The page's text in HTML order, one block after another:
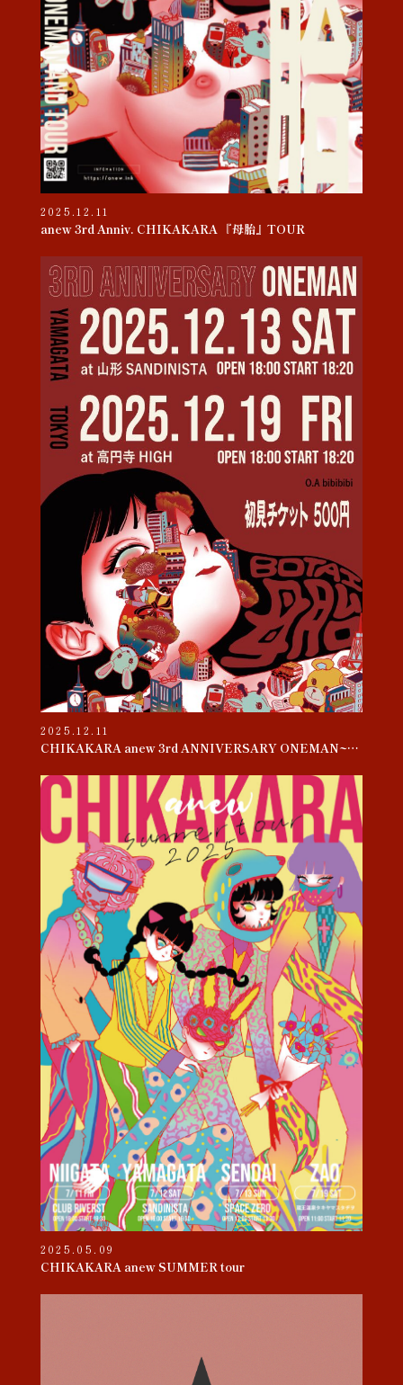
2025.12.11
anew 3rd Anniv. CHIKAKARA 『母胎』TOUR
2025.12.11
CHIKAKARA anew 3rd ANNIVERSARY ONEMAN~母胎~
2025.05.09
CHIKAKARA anew SUMMER tour